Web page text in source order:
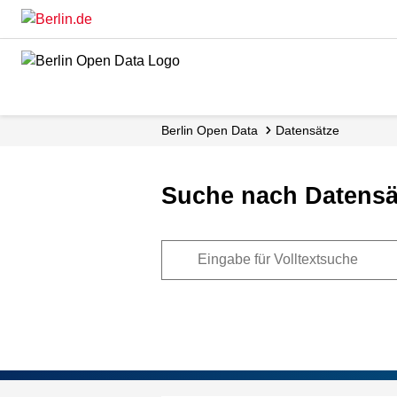
Skip
main
Berlin Open Data Datensätze
Suche nach